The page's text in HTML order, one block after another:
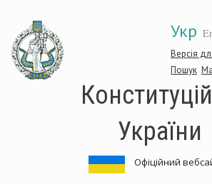
основного
матеріалу
Укр
Версія
Пошук
України
Офіційний